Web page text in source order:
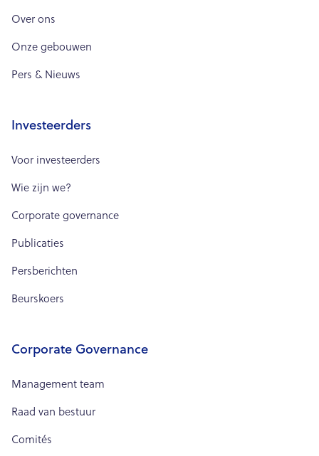
Over ons
Onze gebouwen
Pers & Nieuws
Investeerders
Voor investeerders
Wie zijn we?
Corporate governance
Publicaties
Persberichten
Beurskoers
Corporate Governance
Management team
Raad van bestuur
Comités